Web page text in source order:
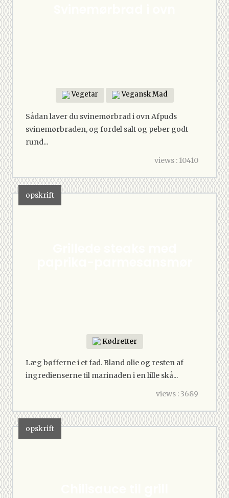
Vegetar Vegansk Mad
Sådan laver du svinemørbrad i ovn Afpuds
svinemørbraden, og fordel salt og peber godt
rund...
views : 10410
opskrift
Kødretter
Læg bøfferne i et fad. Bland olie og resten af
ingredienserne til marinaden i en lille skå...
views : 3689
opskrift